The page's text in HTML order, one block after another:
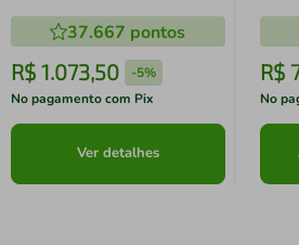
37.667 pontos
R$ 1.073,50 -5%
No pagamento com Pix
Ver detalhes
R$
No